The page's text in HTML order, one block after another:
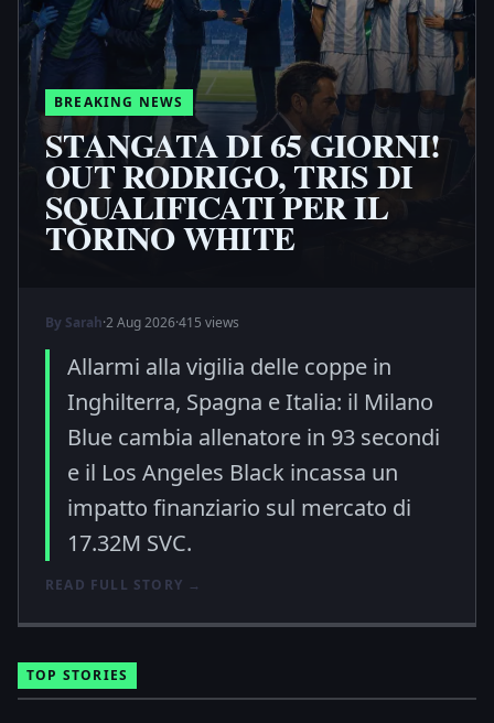
BREAKING NEWS
STANGATA DI 65 GIORNI!
OUT RODRIGO, TRIS DI
SQUALIFICATI PER IL
TORINO WHITE
By Sarah·2 Aug 2026·415 views
Allarmi alla vigilia delle coppe in
Inghilterra, Spagna e Italia: il Milano
Blue cambia allenatore in 93 secondi
e il Los Angeles Black incassa un
impatto finanziario sul mercato di
17.32M SVC.
READ FULL STORY →
TOP STORIES